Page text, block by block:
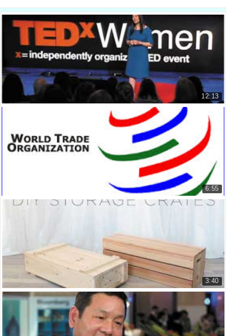
12:13
TED - Tan Le: Câu chuyện nhập cư của tôi
8.391 lượt xem
6:55
GATT(Hiệp định chung về thuế quan và thương mạ...
3:40
Thùng gỗ chứa đồ
DIY WOOD CRATES
7.386 lượt xem